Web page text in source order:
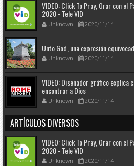
VIDEO: Click To Pray, Orar con el
2020 - Tele VID
Unknown 2020/11/14
Unto God, una expresión
Unknown 2020/11/14
VIDEO: Diseñador gráfico explica
encontrar a Dios
Unknown 2020/11/14
ARTÍCULOS DIVERSOS
VIDEO: Click To Pray, Orar con el
2020 - Tele VID
Unknown 2020/11/14